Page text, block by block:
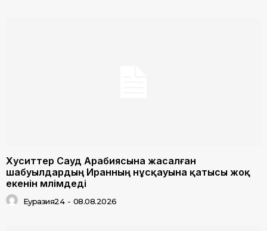
Хуситтер Сауд Арабиясына жасалған
шабуылдардың Иранның нұсқауына қатысы жоқ
екенін мәлімдеді
Еуразия24 - 08.08.2026